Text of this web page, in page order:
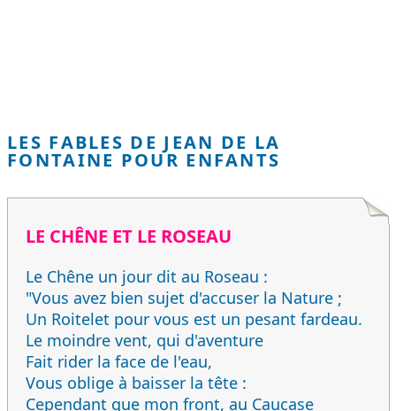
LES FABLES DE JEAN DE LA
FONTAINE POUR ENFANTS
LE CHÊNE ET LE ROSEAU
Le Chêne un jour dit au Roseau :
"Vous avez bien sujet d'accuser la Nature ;
Un Roitelet pour vous est un pesant fardeau.
Le moindre vent, qui d'aventure
Fait rider la face de l'eau,
Vous oblige à baisser la tête :
Cependant que mon front, au Caucase